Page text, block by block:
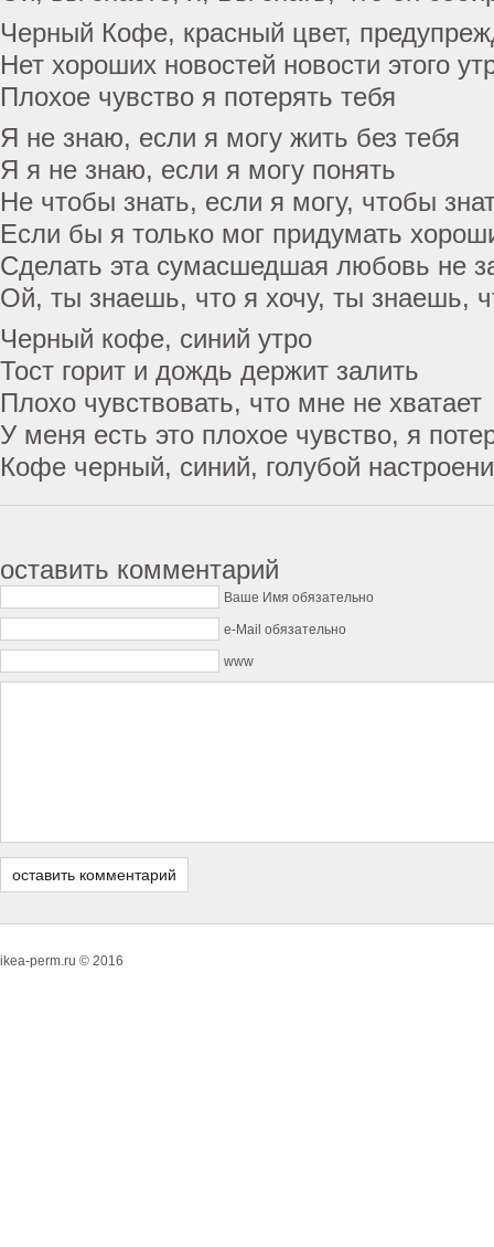
Черный Кофе, красный цвет,
Нет хороших новостей новости этого
Плохое чувство я потерять тебя
Я не знаю, если я могу жить без тебя
Я я не знаю, если я могу понять
Не чтобы знать, если я могу, чтобы
Если бы я только мог придумать
Сделать эта сумасшедшая любовь не
Ой, ты знаешь, что я хочу, ты знаешь,
Черный кофе, синий утро
Тост горит и дождь держит залить
Плохо чувствовать, что мне не хватает
У меня есть это плохое чувство, я
Кофе черный, синий, голубой
оставить комментарий
Ваше Имя обязательно
e-Mail обязательно
www
ikea-perm.ru © 2016